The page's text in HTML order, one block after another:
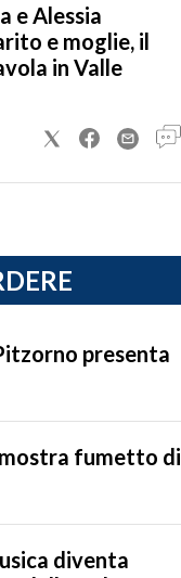
e Alessia
e moglie, il
in Valle
presenta
fumetto di
diventa